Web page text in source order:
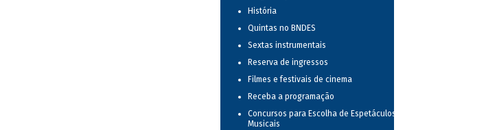
História
Quintas no BNDES
Sextas instrumentais
Reserva de ingressos
Filmes e festivais de cinema
Receba a programação
Concursos para Escolha de Espetáculos
Musicais